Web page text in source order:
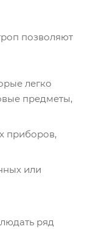
позволяют
легко
предметы,
приборов,
или
ряд